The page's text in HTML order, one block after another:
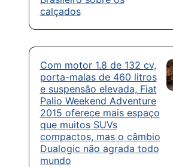
calçados
Com motor 1.8 de 132 cv,
porta-malas de 460 litros
e suspensão elevada, Fiat
Palio Weekend Adventure
2015 oferece mais espaço
que muitos SUVs
compactos, mas o câmbio
Dualogic não agrada todo
mundo